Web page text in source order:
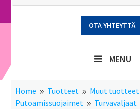
OTA YHTEYTTÄ
MENU
Home 9 Tuotteet 9 Muut tuotteet
Putoamissuojaimet 9 Turvavaljaat